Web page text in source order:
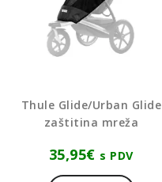
Thule Glide/Urban Glide
zaštitina mreža
35,95€ s PDV